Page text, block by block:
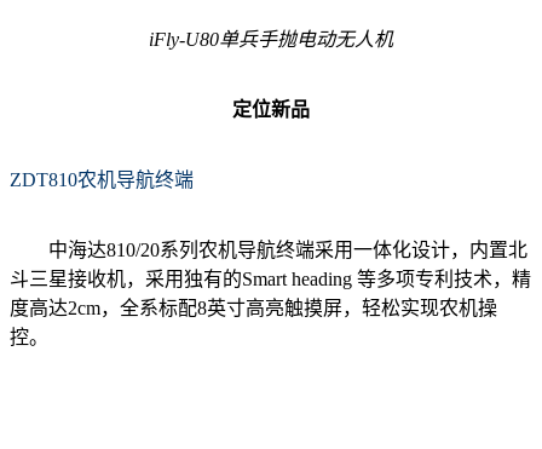
iFly-U80单兵手抛电动无人机
定位新品
ZDT810农机导航终端
中海达810/20系列农机导航终端采用一体化设计，内置北
斗三星接收机，采用独有的Smart heading 等多项专利技术，精
度高达2cm，全系标配8英寸高亮触摸屏，轻松实现农机操
控。